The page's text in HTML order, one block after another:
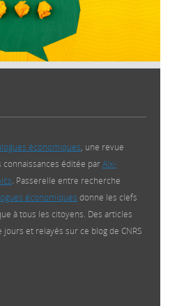
économiques , une revue
éditée parAix-
. Passerelle entre recherche
économiques donne les clefs
à tous les citoyens. Des articles
et relayés sur ce blog de CNRS